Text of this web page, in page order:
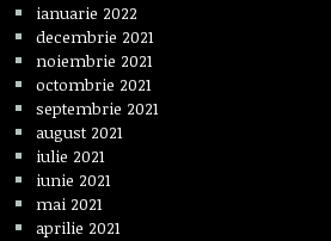
ianuarie 2022
decembrie 2021
noiembrie 2021
octombrie 2021
septembrie 2021
august 2021
iulie 2021
iunie 2021
mai 2021
aprilie 2021